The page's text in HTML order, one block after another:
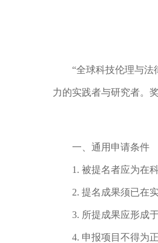
“全球科技伦理与
力的实践者与研究者。
一、通用申请条件
1. 被提名者应为在
2. 提名成果须已在
3. 所提成果应形成
4. 申报项目不得为